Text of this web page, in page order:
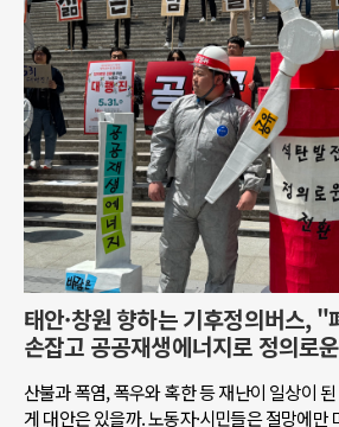
태안·창원 향하는 기후정의버스, "
손잡고 공공재생에너지로 정의로
산불과 폭염, 폭우와 혹한 등 재난이 일상이
게 대안은 있을까. 노동자·시민들은 절망에만